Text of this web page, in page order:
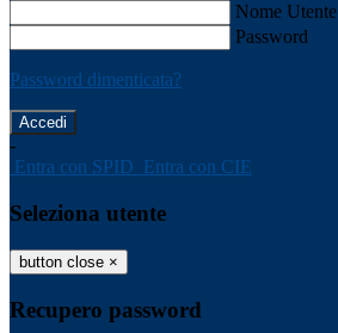
Nome Utente
Password
Password dimenticata?
-
Entra con SPID Entra con CIE
Seleziona utente
button close ×
Recupero password